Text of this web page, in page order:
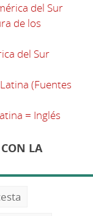
del Sur
de los
del Sur
(Fuentes
= Inglés
LA